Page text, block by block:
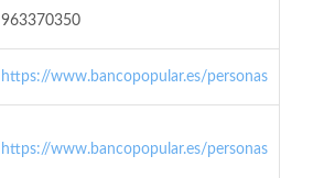
963370350
https://www.bancopopular.es/personas
https://www.bancopopular.es/personas